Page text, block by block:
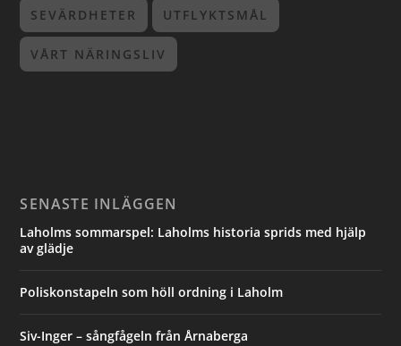
SEVÄRDHETER UTFLYKTSMÅL
VÅRT NÄRINGSLIV
SENASTE INLÄGGEN
Laholms sommarspel: Laholms historia sprids med hjälp
av glädje
Poliskonstapeln som höll ordning i Laholm
Siv-Inger – sångfågeln från Årnaberga